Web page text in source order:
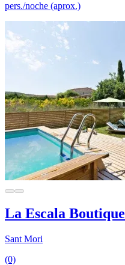
pers./noche (aprox.)
La Escala Boutique
Sant Mori
(0)